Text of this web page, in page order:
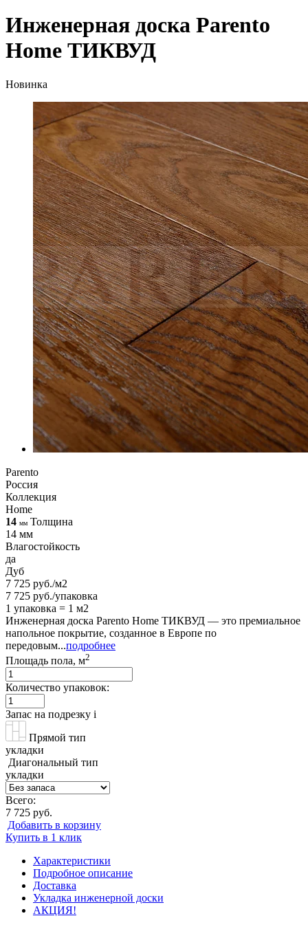
Инженерная доска Parento
Home ТИКВУД
Новинка
Parento
Россия
Коллекция
Home
14 мм Толщина
14 мм
Влагостойкость
да
Дуб
7 725 руб./м2
7 725 руб./упаковка
1 упаковка = 1 м2
Инженерная доска Parento Home ТИКВУД — это премиальное
напольное покрытие, созданное в Европе по
передовым...подробнее
Площадь пола, м2
Количество упаковок:
Запас на подрезку i
Прямой тип
укладки
Диагональный тип
укладки
Всего:
7 725 руб.
Добавить в корзину
Купить в 1 клик
Характеристики
Подробное описание
Доставка
Укладка инженерной доски
АКЦИЯ!